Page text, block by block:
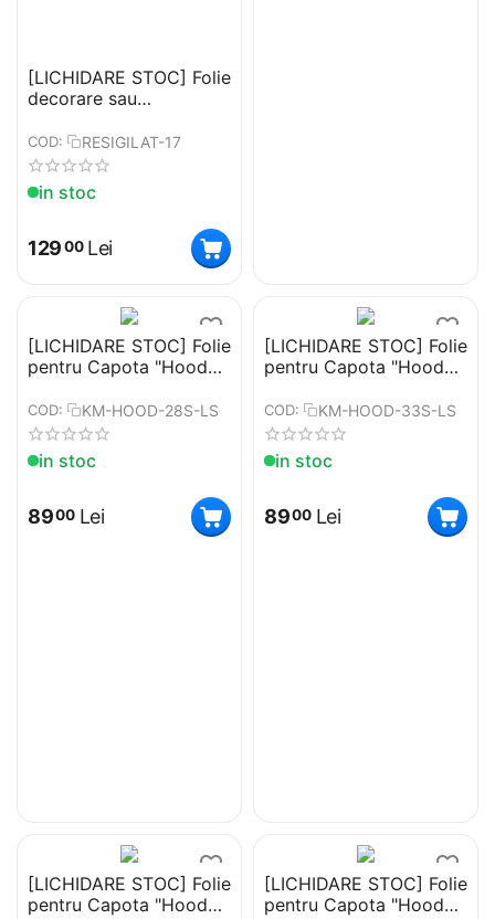
[LICHIDARE STOC] Folie
decorare sau
bucatarie (5 buc x 100
x 100cm) - Cod:
RESIGILAT-17
COD: RESIGILAT-17
in stoc
12900 Lei
[LICHIDARE STOC] Folie
pentru Capota "Hood
exterior Marime S (150
x 100 cm)
COD: KM-HOOD-28S-LS
in stoc
8900 Lei
[LICHIDARE STOC] Folie
pentru Capota "Hood
exterior Marime S (150
x 100 cm)
COD: KM-HOOD-33S-LS
in stoc
8900 Lei
[LICHIDARE STOC] Folie
pentru Capota "Hood
[LICHIDARE STOC] Folie
pentru Capota "Hood